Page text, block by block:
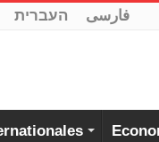
העברית فارسی